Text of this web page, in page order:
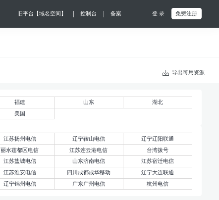
旧平台【域名空间】 控制台 备案 登 录 免费注册
导出可用资源
福建 山东
湖北
美国
江苏扬州电信 辽宁鞍山电信
辽宁辽阳联通
丽水莲都区电信 江苏连云港电信
台湾拨号
江苏盐城电信 山东济南电信
江苏宿迁电信
江苏淮安电信 四川成都成华移动
辽宁大连联通
辽宁锦州电信 广东广州电信 杭州电信